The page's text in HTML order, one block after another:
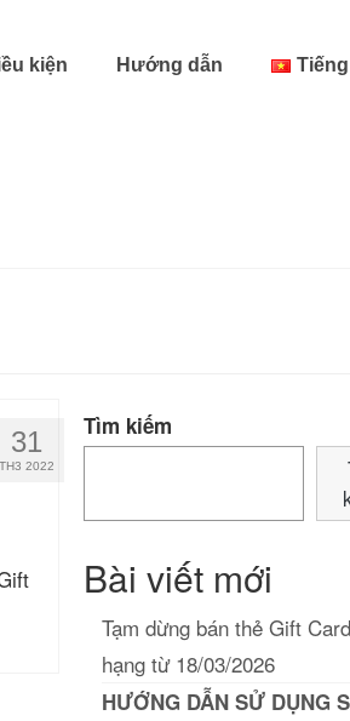
kiện Hướng dẫn
31
TH3 2022
Tìm kiếm
Bài viết mới
Tạm dừng bán thẻ Gift
hạng từ 18/03/2026
HƯỚNG DẪN SỬ DỤNG